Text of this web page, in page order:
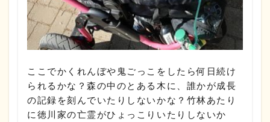
ここでかくれんぼや鬼ごっこをしたら何日続け
られるかな？森の中のとある木に、誰かが成長
の記録を刻んでいたりしないかな？竹林あたり
に徳川家の亡霊がひょっこりいたりしないか